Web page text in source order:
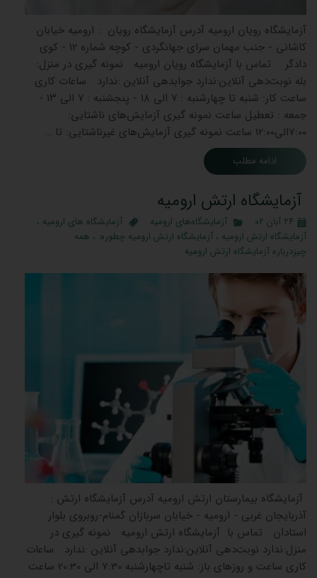
آزمایشگاه رویان ارومیه آدرس آزمایشگاه رویان : ارومیه خیابان
کاشانی - جنب مهمان سرای جهانگردی - کوچه شماره 12 - کوی
دادگر تماس با آزمایشگاه رویان ارومیه نمونه گیری در منزل:
بله نوبت‌دهی آنلاین:ندارد جوابدهی آنلاین :ندارد ساعات کاری
ساعت کار: شنبه تا چهارشنبه : ۷ الی ۱۸ - پنجشنبه : ۷ الی ۱۳ -
جمعه : تعطیل ساعت نمونه گیری آزمایش‌های ناشتایی:
7:00الی12:00 ساعت نمونه گیری آزمایش‌های غیرناشتایی: تا …
ادامه مطلب
آزمایشگاه ارتش ارومیه
۲۴ آبان ۰۲ آزمایشگاه‌های ارومیه آزمایشگاه های ارومیه ،
آزمایشگاه ارتش ارومیه ، آزمایشگاه ارتش ارومیه چطوره: ، همه
چیزدرباره آزمایشگاه ارتش ارومیه
آزمایشگاه بیمارستان ارتش ارومیه آدرس آزمایشگاه ارتش :
آذربایجان غربی - ارومیه - خیابان سربازان گمنام-روبروی بلوار
استادان تماس با آزمایشگاه ارتش ارومیه نمونه گیری در
منزل:ندارد نوبت‌دهی آنلاین:ندارد جوابدهی آنلاین :ندارد ساعات
کاری ساعت و روزهای باز: شنبه تاچهارشنبه 7:30 الی 20:30 ساعت